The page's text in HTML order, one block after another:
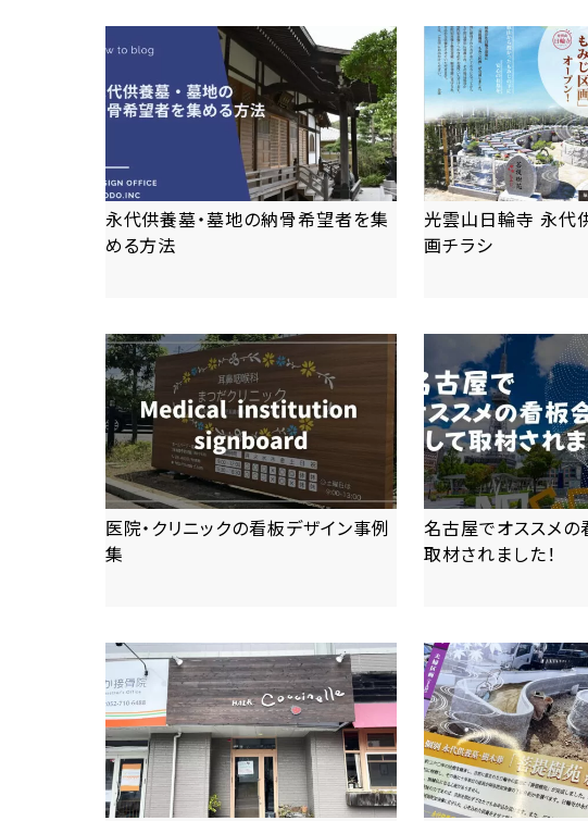
永代供養墓・墓地の納骨希望者を集
める方法
光雲山日輪寺 永代
画チラシ
医院・クリニックの看板デザイン事例
集
名古屋でオススメの
取材されました！